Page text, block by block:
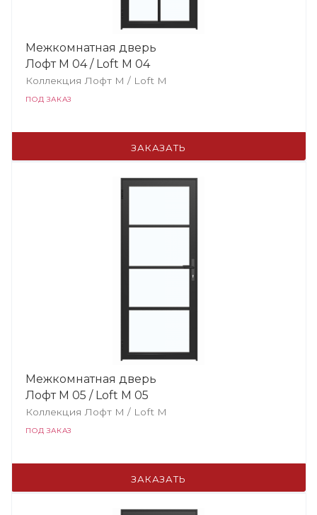
Межкомнатная дверь
Лофт М 04 / Loft М 04
Коллекция Лофт M / Loft М
ПОД ЗАКАЗ
ЗАКАЗАТЬ
Межкомнатная дверь
Лофт М 05 / Loft М 05
Коллекция Лофт M / Loft М
ПОД ЗАКАЗ
ЗАКАЗАТЬ